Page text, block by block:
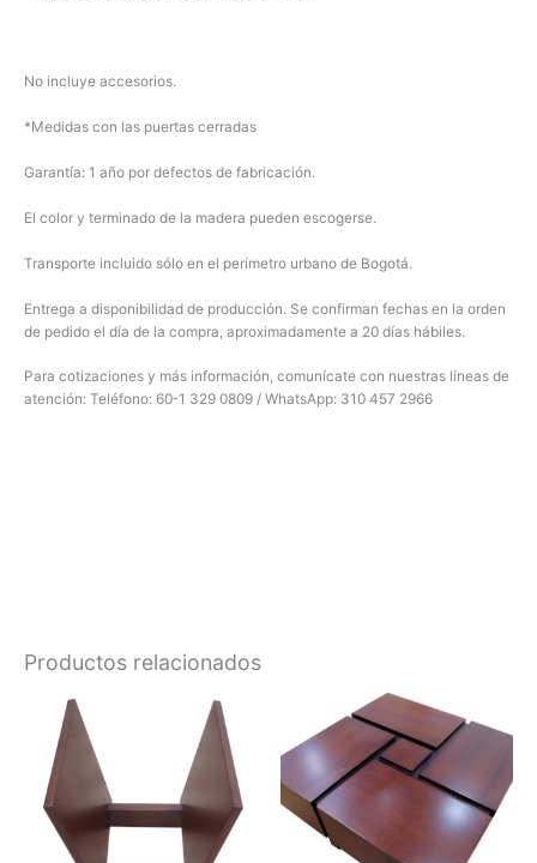
No incluye accesorios.
*Medidas con las puertas cerradas
Garantía: 1 año por defectos de fabricación.
El color y terminado de la madera pueden escogerse.
Transporte incluido sólo en el perímetro urbano de Bogotá.
Entrega a disponibilidad de producción. Se confirman fechas en la orden
de pedido el día de la compra, aproximadamente a 20 días hábiles.
Para cotizaciones y más información, comunícate con nuestras líneas de
atención: Teléfono: 60-1 329 0809 / WhatsApp: 310 457 2966
Productos relacionados